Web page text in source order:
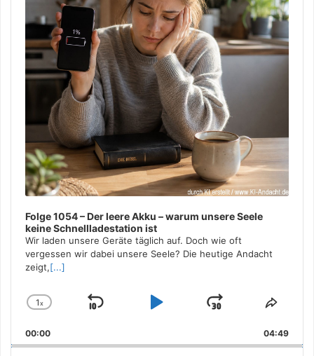
Folge 1054 – Der leere Akku – warum unsere Seele
keine Schnellladestation ist
Wir laden unsere Geräte täglich auf. Doch wie oft
vergessen wir dabei unsere Seele? Die heutige Andacht
zeigt,[...]
Change
Rate
1x
Skip
Play
Jump
Forward
Share
00:00 04:49